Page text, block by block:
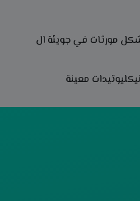
مورثات في جويئة ال
معينة